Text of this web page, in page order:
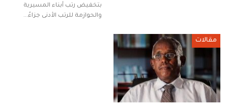
بتخفيض رتب أبناء المسيرية
والحوازمة للرتب الأدنى جزاءً…
مقالات